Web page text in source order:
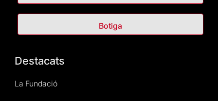
Botiga
Destacats
La Fundació